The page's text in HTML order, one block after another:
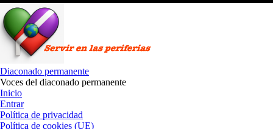
Saltar
al
contenido
Diaconado permanente
Voces del diaconado permanente
Inicio
Entrar
Política de privacidad
Política de cookies (UE)